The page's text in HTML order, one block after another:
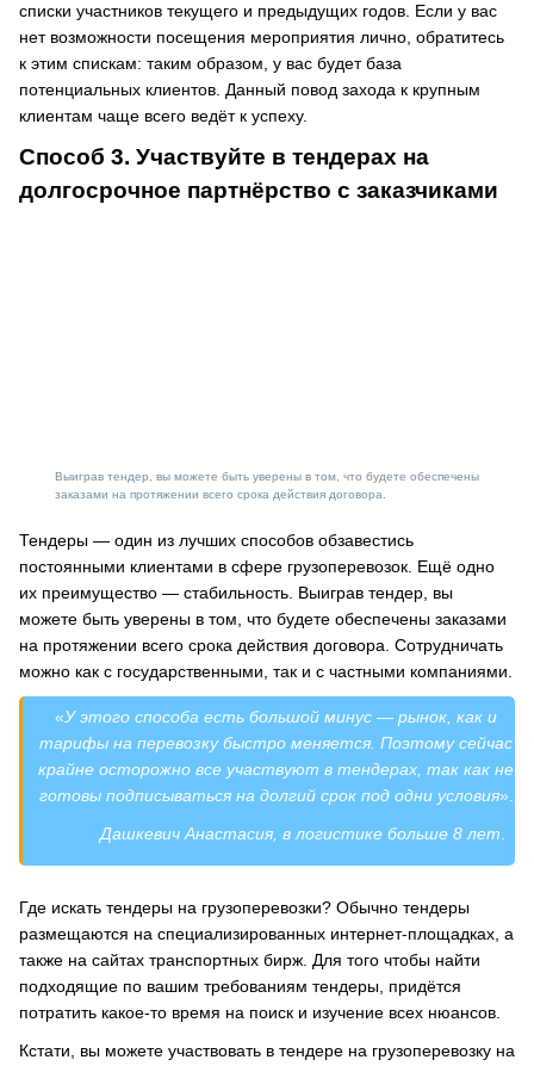
списки участников текущего и предыдущих годов. Если у вас
нет возможности посещения мероприятия лично, обратитесь
к этим спискам: таким образом, у вас будет база
потенциальных клиентов. Данный повод захода к крупным
клиентам чаще всего ведёт к успеху.
Способ 3. Участвуйте в тендерах на
долгосрочное партнёрство с заказчиками
Выиграв тендер, вы можете быть уверены в том, что будете обеспечены
заказами на протяжении всего срока действия договора.
Тендеры — один из лучших способов обзавестись
постоянными клиентами в сфере грузоперевозок. Ещё одно
их преимущество — стабильность. Выиграв тендер, вы
можете быть уверены в том, что будете обеспечены заказами
на протяжении всего срока действия договора. Сотрудничать
можно как с государственными, так и с частными компаниями.
«У этого способа есть большой минус — рынок, как и
тарифы на перевозку быстро меняется. Поэтому сейчас
крайне осторожно все участвуют в тендерах, так как не
готовы подписываться на долгий срок под одни условия».
Дашкевич Анастасия, в логистике больше 8 лет
Где искать тендеры на грузоперевозки? Обычно тендеры
размещаются на специализированных интернет-площадках, а
также на сайтах транспортных бирж. Для того чтобы найти
подходящие по вашим требованиям тендеры, придётся
потратить какое-то время на поиск и изучение всех нюансов.
Кстати, вы можете участвовать в тендере на грузоперевозку на